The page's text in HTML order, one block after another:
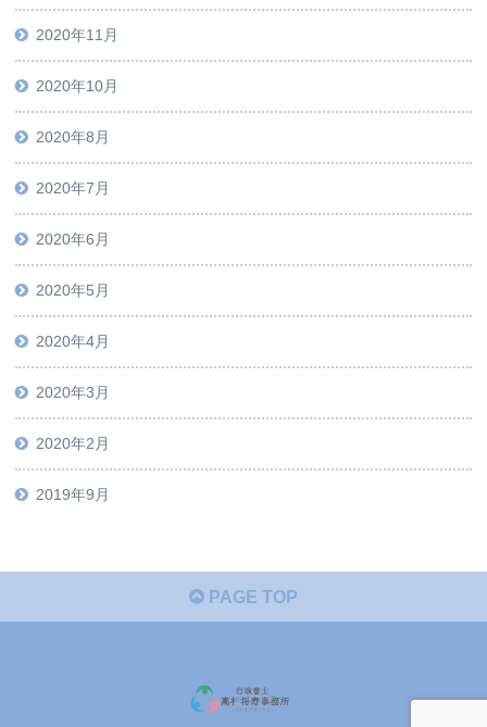
2020年11月
2020年10月
2020年8月
2020年7月
2020年6月
2020年5月
2020年4月
2020年3月
2020年2月
2019年9月
PAGE TOP